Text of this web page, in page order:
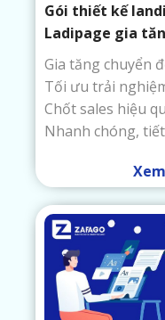
Gói thiết kế
Ladipage gia
Gia tăng chuyển
Tối ưu trải
Chốt sales hiệu
Nhanh chóng,